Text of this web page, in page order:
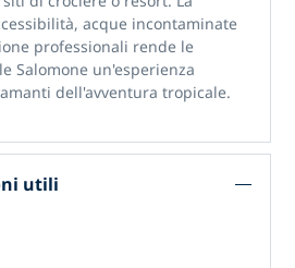
acque incontaminate
professionali rende le
Salomone un'esperienza
dell'avventura tropicale.
utili